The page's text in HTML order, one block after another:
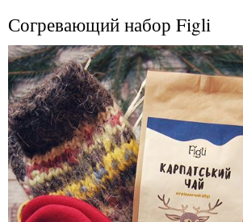
Согревающий набор Figli